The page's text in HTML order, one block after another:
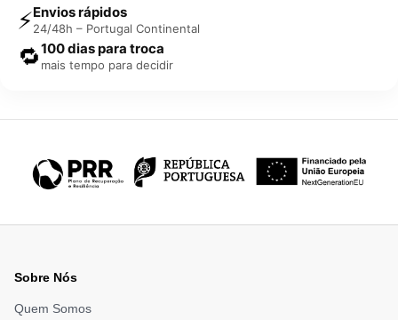
⚡Envios rápidos
24/48h – Portugal Continental
🔁100 dias para troca
mais tempo para decidir
Sobre Nós
Quem Somos